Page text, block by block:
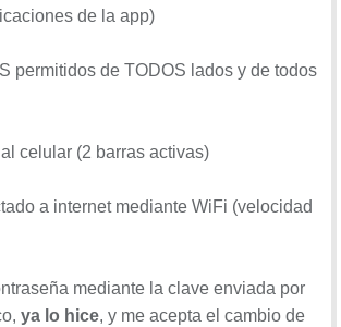
de la app)
permitidos de TODOS lados y de todos
celular (2 barras activas)
a internet mediante WiFi (velocidad
mediante la clave enviada por
ya lo hice, y me acepta el cambio de